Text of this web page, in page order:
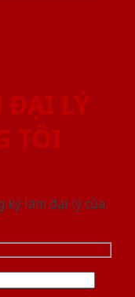
ĐẠI LÝ
TÔI
ký làm đại lý của